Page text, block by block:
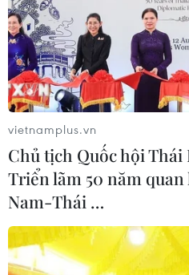
vietnamplus.vn
Chủ tịch Quốc hội Thái
Triển lãm 50 năm
Nam-Thái …